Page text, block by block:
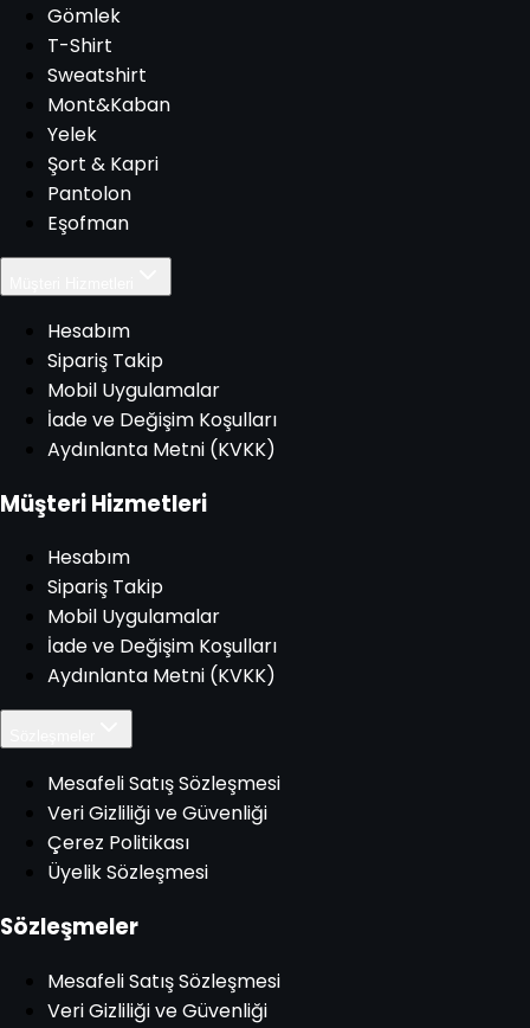
Gömlek
T-Shirt
Sweatshirt
Mont&Kaban
Yelek
Şort & Kapri
Pantolon
Eşofman
Hesabım
Sipariş Takip
Mobil Uygulamalar
İade ve Değişim Koşulları
Aydınlanta Metni (KVKK)
Müşteri Hizmetleri
Hesabım
Sipariş Takip
Mobil Uygulamalar
İade ve Değişim Koşulları
Aydınlanta Metni (KVKK)
Mesafeli Satış Sözleşmesi
Veri Gizliliği ve Güvenliği
Çerez Politikası
Üyelik Sözleşmesi
Sözleşmeler
Mesafeli Satış Sözleşmesi
Veri Gizliliği ve Güvenliği